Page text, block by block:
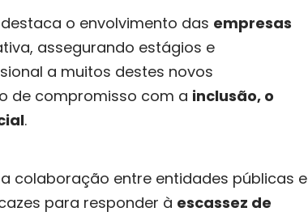
destaca o envolvimento das empresas
assegurando estágios e
a muitos destes novos
de compromisso com a inclusão, o
.
colaboração entre entidades públicas e
para responder à escassez de